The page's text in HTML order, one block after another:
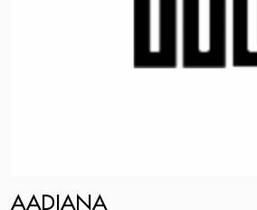
AADIANA